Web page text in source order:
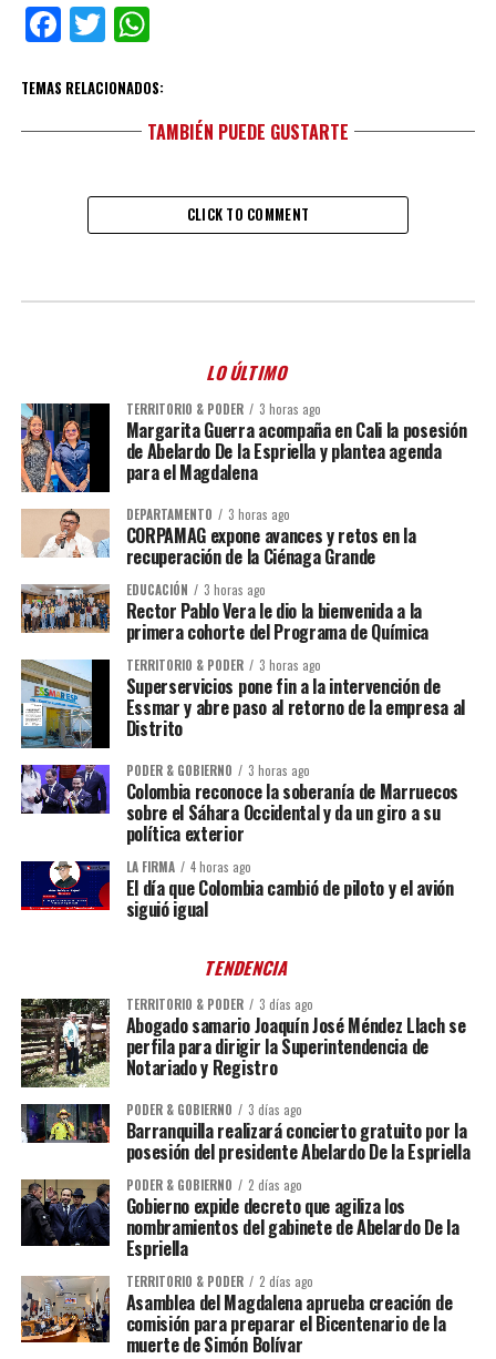
Facebook
TwitterWhatsApp
TEMAS RELACIONADOS:
TAMBIÉN PUEDE GUSTARTE
CLICK TO COMMENT
LO ÚLTIMO
TERRITORIO & PODER 3 horas ago
Margarita Guerra acompaña en Cali la posesión
de Abelardo De la Espriella y plantea agenda
para el Magdalena
DEPARTAMENTO 3 horas ago
CORPAMAG expone avances y retos en la
recuperación de la Ciénaga Grande
EDUCACIÓN 3 horas ago
Rector Pablo Vera le dio la bienvenida a la
primera cohorte del Programa de Química
TERRITORIO & PODER 3 horas ago
Superservicios pone fin a la intervención de
Essmar y abre paso al retorno de la empresa al
Distrito
PODER & GOBIERNO 3 horas ago
Colombia reconoce la soberanía de Marruecos
sobre el Sáhara Occidental y da un giro a su
política exterior
LA FIRMA 4 horas ago
El día que Colombia cambió de piloto y el avión
siguió igual
TENDENCIA
TERRITORIO & PODER 3 días ago
Abogado samario Joaquín José Méndez Llach se
perfila para dirigir la Superintendencia de
Notariado y Registro
PODER & GOBIERNO 3 días ago
Barranquilla realizará concierto gratuito por la
posesión del presidente Abelardo De la Espriella
PODER & GOBIERNO 2 días ago
Gobierno expide decreto que agiliza los
nombramientos del gabinete de Abelardo De la
Espriella
TERRITORIO & PODER 2 días ago
Asamblea del Magdalena aprueba creación de
comisión para preparar el Bicentenario de la
muerte de Simón Bolívar